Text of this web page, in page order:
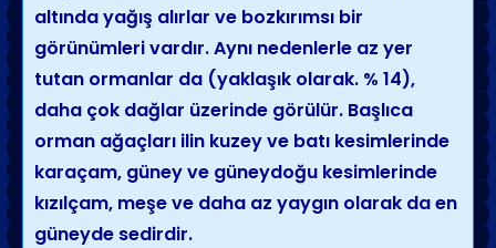
altında yağış alırlar ve bozkırımsı bir
görünümleri vardır. Aynı nedenlerle az yer
tutan ormanlar da (yaklaşık olarak. % 14),
daha çok dağlar üzerinde görülür. Başlıca
orman ağaçları ilin kuzey ve batı kesimlerinde
karaçam, güney ve güneydoğu kesimlerinde
kızılçam, meşe ve daha az yaygın olarak da en
güneyde sedirdir.